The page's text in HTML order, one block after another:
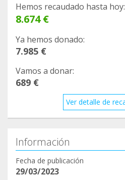
Hemos recaudado hasta hoy:
8.674 €
Ya hemos donado:
7.985 €
Vamos a donar:
689 €
Ver detalle de
Información
Fecha de publicación
29/03/2023